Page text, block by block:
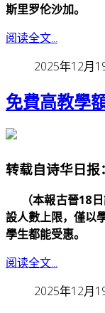
斯里罗伦沙加。
阅读全文...
2025年12月
免費高教學
转载自诗华日报：
（本報古晉18日
設人數上限，僅以
學生都能受惠。
阅读全文...
2025年12月